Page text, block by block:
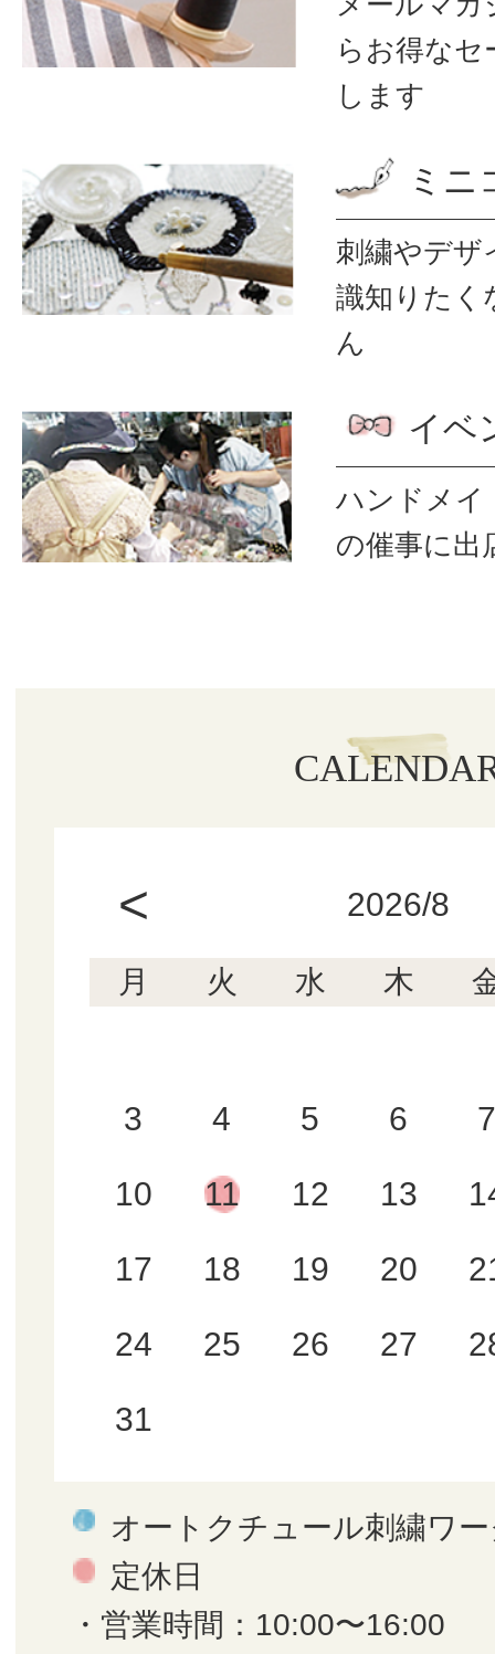
ら お得なセ
します
ミニ
刺繍やデザ
識知りたく
ん
イベ
ハンドメイ
の催事に出
< 2026/8
月 火 水 木
3 4 5 6 7
10 11 12 13
17 18 19 20
24 25 26 27
31
オートクチュール刺繍ワ
定休日
・営業時間：10:00〜16:00